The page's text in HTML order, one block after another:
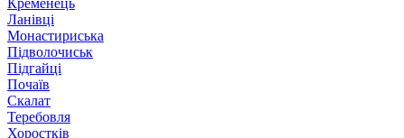
Кременець
Ланівці
Монастириська
Підволочиськ
Підгайці
Почаїв
Скалат
Теребовля
Хоростків